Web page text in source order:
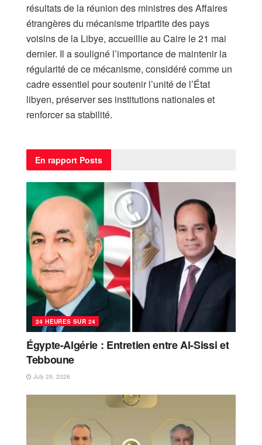
résultats de la réunion des ministres des Affaires
étrangères du mécanisme tripartite des pays
voisins de la Libye, accueillie au Caire le 21 mai
dernier. Il a souligné l’importance de maintenir la
régularité de ce mécanisme, considéré comme un
cadre essentiel pour soutenir l’unité de l’État
libyen, préserver ses institutions nationales et
renforcer sa stabilité.
En rapport Posts
24 HEURES SUR 24
Égypte-Algérie : Entretien entre Al-Sissi et
Tebboune
July 29, 2026